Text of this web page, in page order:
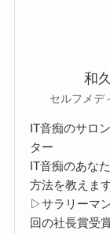
和
セルフメデ
IT音痴のサロ
ター
IT音痴のあな
方法を教えま
▷サラリーマ
回の社長賞受